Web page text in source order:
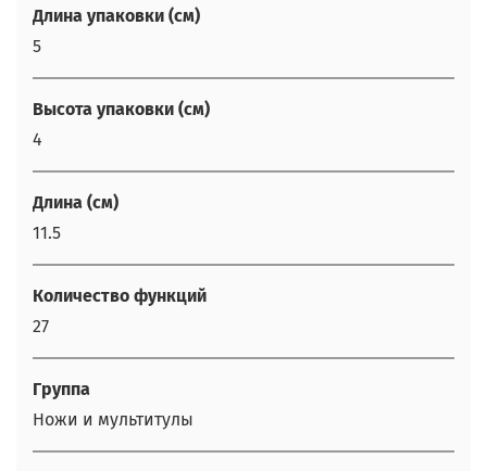
Длина упаковки (см)
5
Высота упаковки (см)
4
Длина (см)
11.5
Количество функций
27
Группа
Ножи и мультитулы